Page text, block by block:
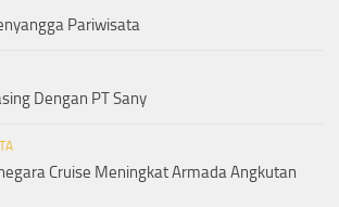
Pariwisata
Dengan PT Sany
Cruise Meningkat Armada Angkutan